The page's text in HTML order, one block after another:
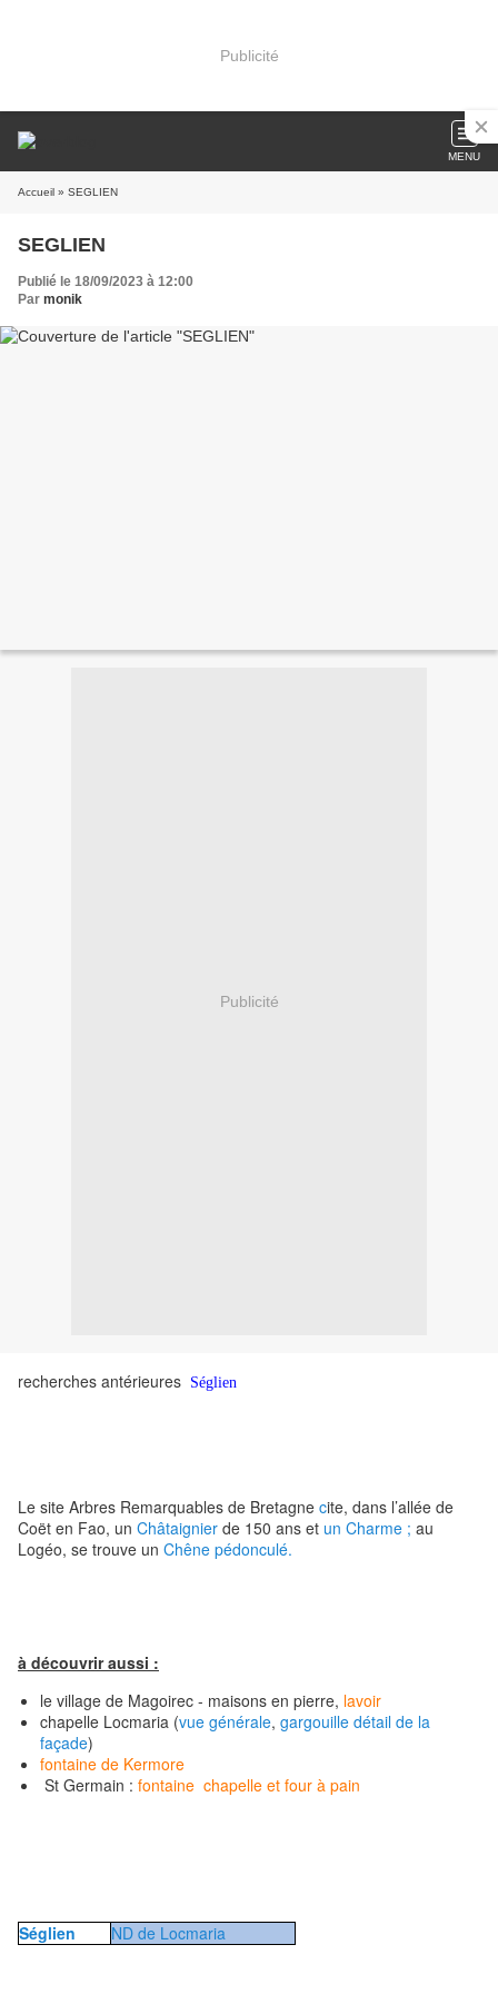
Publicité
MENU
Accueil » SEGLIEN
SEGLIEN
Publié le 18/09/2023 à 12:00
Par monik
Publicité
recherches antérieures Séglien
Le site Arbres Remarquables de Bretagne cite, dans l’allée de
Coët en Fao, un Châtaignier de 150 ans et un Charme ; au
Logéo, se trouve un Chêne pédonculé.
à découvrir aussi :
le village de Magoirec - maisons en pierre, lavoir
chapelle Locmaria (vue générale, gargouille détail de la
façade)
fontaine de Kermore
St Germain : fontaine chapelle et four à pain
Séglien ND de Locmaria